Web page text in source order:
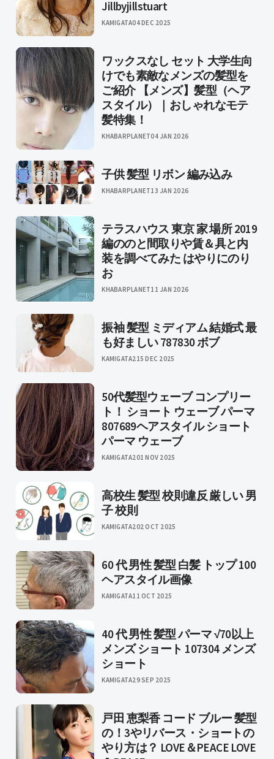
Jillbyjillstuart
KAMIGATA04 DEC 2025
ワックスなし セット 大学生向
けでも素敵なメンズの髪型を
ご紹介 【メンズ】髪型（ヘア
スタイル）｜おしゃれなモテ
髪特集！
KHABARPLANET04 JAN 2026
子供 髪型 リボン 編み込み
KHABARPLANET13 JAN 2026
テラスハウス 東京 家 場所 2019
編ののと間取りや賃＆具と内
装を調べてみた はやりにのり
お
KHABARPLANET11 JAN 2026
振袖 髪型 ミディアム 結婚式 最
も好ましい 787830 ボブ
KAMIGATA215 DEC 2025
50代髪型ウェーブ コンプリー
ト！ ショート ウェーブ パーマ
807689ヘアスタイル ショート
パーマ ウェーブ
KAMIGATA201 NOV 2025
高校生 髪型 校則違反 厳しい 男
子 校則
KAMIGATA202 OCT 2025
60 代 男性 髪型 白髪 トップ 100
ヘアスタイル画像
KAMIGATA11 OCT 2025
40 代 男性 髪型 パーマ √70以上
メンズ ショート 107304 メンズ
ショート
KAMIGATA29 SEP 2025
戸田 恵梨香 コード ブルー 髪型
の！3やリバース・ショートの
やり方は？ LOVE＆PEACE LOVE